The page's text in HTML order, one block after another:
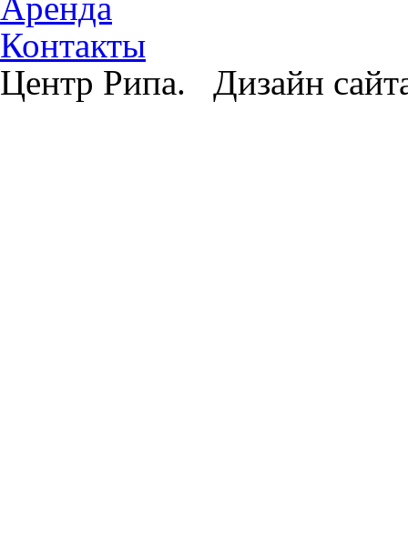
Контакты
Центр Рипа. Дизайн